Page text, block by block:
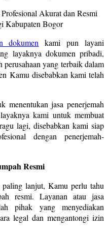
dokumen kami pun layani
layaknya dokumen pribadi,
yang terbaik dalam
Kamu disebabkan kami telah
menentukan jasa penerjemah
kami untuk membuat
lagi, disebabkan kami siap
dengan penerjemah-
Resmi
paling lanjut, Kamu perlu tahu
resmi. Layanan atau jasa
pihak yang menyediakan
legal dan mengantongi izin